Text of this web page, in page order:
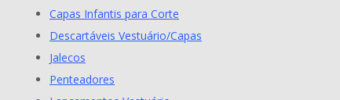
Capas Infantis para Corte
Descartáveis Vestuário/Capas
Jalecos
Penteadores